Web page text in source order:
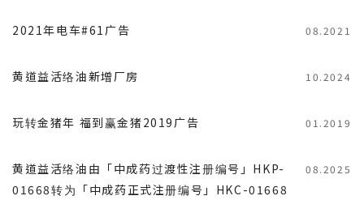
2021年电车#61广告 08.2021
黄道益活络油新增厂房 10.2024
玩转金猪年 福到赢金猪2019广告 01.2019
黄道益活络油由「中成药过渡性注册编号」HKP-
01668转为「中成药正式注册编号」HKC-01668
08.2025